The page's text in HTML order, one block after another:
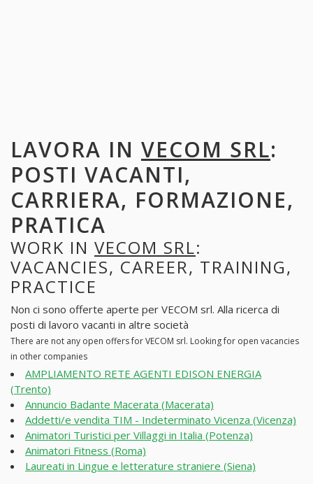
LAVORA IN VECOM SRL:
POSTI VACANTI,
CARRIERA, FORMAZIONE,
PRATICA
WORK IN VECOM SRL:
VACANCIES, CAREER, TRAINING,
PRACTICE
Non ci sono offerte aperte per VECOM srl. Alla ricerca di
posti di lavoro vacanti in altre società
There are not any open offers for VECOM srl. Looking for open vacancies
in other companies
AMPLIAMENTO RETE AGENTI EDISON ENERGIA
(Trento)
Annuncio Badante Macerata (Macerata)
Addetti/e vendita TIM - Indeterminato Vicenza (Vicenza)
Animatori Turistici per Villaggi in Italia (Potenza)
Animatori Fitness (Roma)
Laureati in Lingue e letterature straniere (Siena)